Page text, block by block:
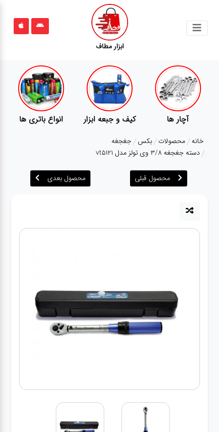
ابزار مطاف
محصولات
قوانین
سایت
درباره
کارواش
پمپ تجهیزات کمپ گجت
خانه محصولات بکس جغجغه
دسته جغجغه 3/8 وی تولز مدل vt5121
محصول قبلی محصول بعدی